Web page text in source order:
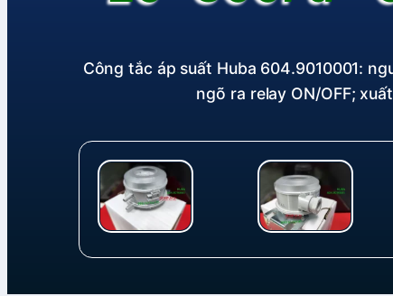
Công tắc áp suất Huba 604.9010001:
ngõ ra relay ON/OFF;